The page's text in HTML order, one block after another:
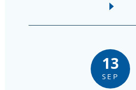
13
SEP